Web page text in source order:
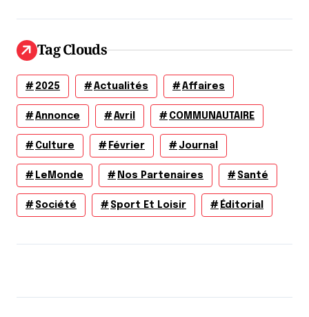
Tag Clouds
2025 Actualités Affaires
Annonce Avril COMMUNAUTAIRE
Culture Février Journal
LeMonde Nos Partenaires Santé
Société Sport Et Loisir Éditorial